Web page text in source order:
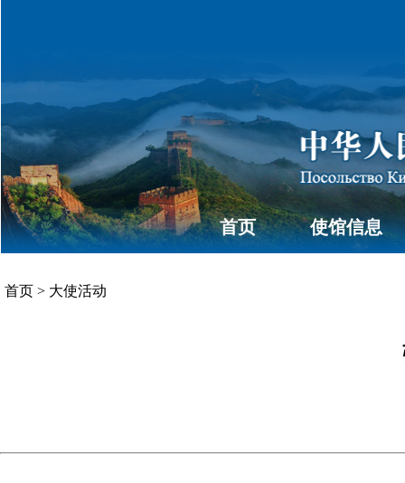
首页 使馆信息
首页 > 大使活动